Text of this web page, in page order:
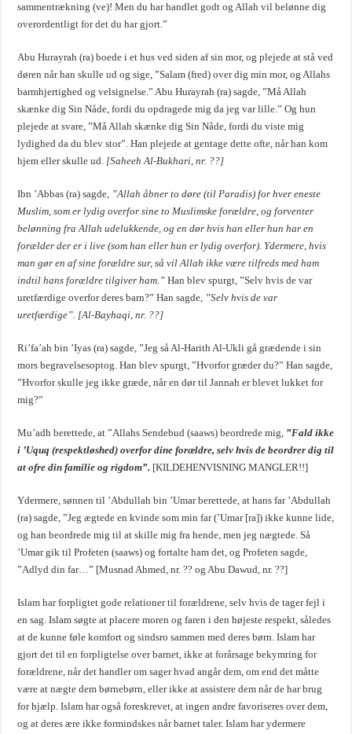
sammentrækning (ve)! Men du har handlet godt og Allah vil belønne dig
overordentligt for det du har gjort.”
Abu Hurayrah (ra) boede i et hus ved siden af sin mor, og plejede at stå ved
døren når han skulle ud og sige, ”Salam (fred) over dig min mor, og Allahs
barmhjertighed og velsignelse.” Abu Hurayrah (ra) sagde, ”Må Allah
skænke dig Sin Nåde, fordi du opdragede mig da jeg var lille.” Og hun
plejede at svare, ”Må Allah skænke dig Sin Nåde, fordi du viste mig
lydighed da du blev stor”. Han plejede at gentage dette ofte, når han kom
hjem eller skulle ud. [Saheeh Al-Bukhari, nr. ??]
Ibn ’Abbas (ra) sagde, ”Allah åbner to døre (til Paradis) for hver eneste
Muslim, som er lydig overfor sine to Muslimske forældre, og forventer
belønning fra Allah udelukkende, og en dør hvis han eller hun har en
forælder der er i live (som han eller hun er lydig overfor). Ydermere, hvis
man gør en af sine forældre sur, så vil Allah ikke være tilfreds med ham
indtil hans forældre tilgiver ham.”Han blev spurgt, ”Selv hvis de var
uretfærdige overfor deres barn?” Han sagde, ”Selv hvis de var
uretfærdige”. [Al-Bayhaqi, nr. ??]
Ri’fa’ah bin ’Iyas (ra) sagde, ”Jeg så Al-Harith Al-Ukli gå grædende i sin
mors begravelsesoptog. Han blev spurgt, ”Hvorfor græder du?” Han sagde,
”Hvorfor skulle jeg ikke græde, når en dør til Jannah er blevet lukket for
mig?”
Mu’adh berettede, at ”Allahs Sendebud (saaws) beordrede mig, ”Fald ikke
i ’Uquq (respektløshed) overfor dine forældre, selv hvis de beordrer dig til
at ofre din familie og rigdom”. [KILDEHENVISNING MANGLER!!]
Ydermere, sønnen til ’Abdullah bin ’Umar berettede, at hans far ’Abdullah
(ra) sagde, ”Jeg ægtede en kvinde som min far (’Umar [ra]) ikke kunne lide,
og han beordrede mig til at skille mig fra hende, men jeg nægtede. Så
’Umar gik til Profeten (saaws) og fortalte ham det, og Profeten sagde,
”Adlyd din far…” [Musnad Ahmed, nr. ?? og Abu Dawud, nr. ??]
Islam har forpligtet gode relationer til forældrene, selv hvis de tager fejl i
en sag. Islam søgte at placere moren og faren i den højeste respekt, således
at de kunne føle komfort og sindsro sammen med deres børn. Islam har
gjort det til en forpligtelse over barnet, ikke at forårsage bekymring for
forældrene, når det handler om sager hvad angår dem, om end det måtte
være at nægte dem børnebørn, eller ikke at assistere dem når de har brug
for hjælp. Islam har også foreskrevet, at ingen andre favoriseres over dem,
og at deres ære ikke formindskes når barnet taler. Islam har ydermere